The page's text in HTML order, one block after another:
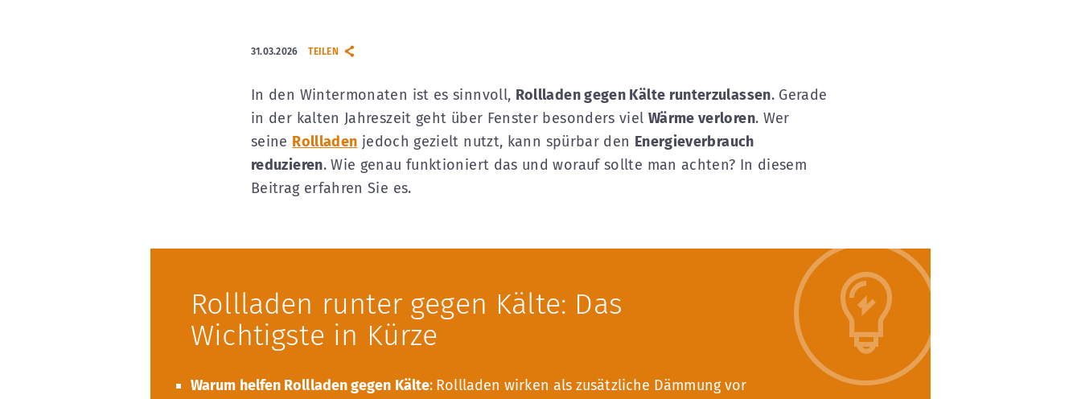
31.03.2026 TEILEN
In den Wintermonaten ist es sinnvoll, Rollladen gegen Kälte runterzulassen. Gerade
in der kalten Jahreszeit geht über Fenster besonders viel Wärme verloren. Wer
seine Rollladen jedoch gezielt nutzt, kann spürbar den Energieverbrauch
reduzieren. Wie genau funktioniert das und worauf sollte man achten? In diesem
Beitrag erfahren Sie es.
Rollladen runter gegen Kälte: Das
Wichtigste in Kürze
Warum helfen Rollladen gegen Kälte: Rollladen wirken als zusätzliche Dämmung vor